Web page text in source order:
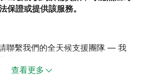
保證或提供該服務。
聯繫我們的全天候支援團隊 — 我
您。
查看更多